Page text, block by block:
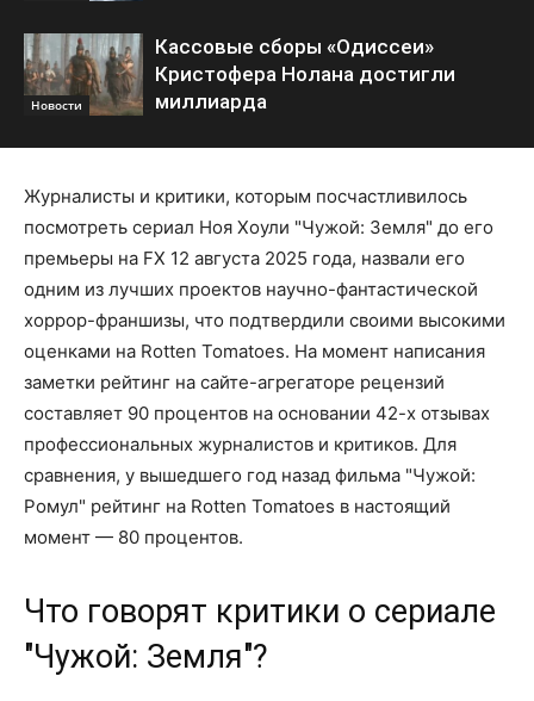
Новости
Кассовые сборы «Одиссеи»
Кристофера Нолана достигли
миллиарда
Журналисты и критики, которым посчастливилось
посмотреть сериал Ноя Хоули "Чужой: Земля" до его
премьеры на FX 12 августа 2025 года, назвали его
одним из лучших проектов научно-фантастической
хоррор-франшизы, что подтвердили своими высокими
оценками на Rotten Tomatoes. На момент написания
заметки рейтинг на сайте-агрегаторе рецензий
составляет 90 процентов на основании 42-х отзывах
профессиональных журналистов и критиков. Для
сравнения, у вышедшего год назад фильма "Чужой:
Ромул" рейтинг на Rotten Tomatoes в настоящий
момент — 80 процентов.
Что говорят критики о сериале
"Чужой: Земля"?